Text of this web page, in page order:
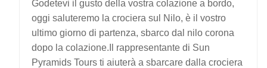
Godetevi il gusto della vostra colazione a bordo,
oggi saluteremo la crociera sul Nilo, è il vostro
ultimo giorno di partenza, sbarco dal nilo corona
dopo la colazione. Il rappresentante di Sun
Pyramids Tours ti aiuterà a sbarcare dalla crociera